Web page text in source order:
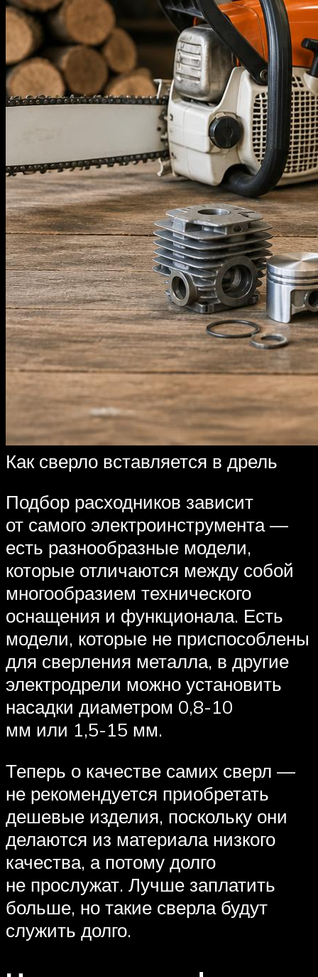
Как сверло вставляется в дрель
Подбор расходников зависит
от самого электроинструмента —
есть разнообразные модели,
которые отличаются между собой
многообразием технического
оснащения и функционала. Есть
модели, которые не приспособлены
для сверления металла, в другие
электродрели можно установить
насадки диаметром 0,8-10
мм или 1,5-15 мм.
Теперь о качестве самих сверл —
не рекомендуется приобретать
дешевые изделия, поскольку они
делаются из материала низкого
качества, а потому долго
не прослужат. Лучше заплатить
больше, но такие сверла будут
служить долго.